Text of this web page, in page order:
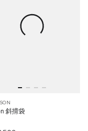
斜揹袋